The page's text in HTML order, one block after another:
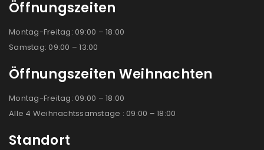
Öffnungszeiten
Montag-Freitag: 09:00 – 18:00
Samstag: 09:00 – 13:00
Öffnungszeiten Weihnachten
Montag-Freitag: 09:00 – 18:00
Alle 4 Weihnachtssamstage : 09:00 – 18:00
Standort